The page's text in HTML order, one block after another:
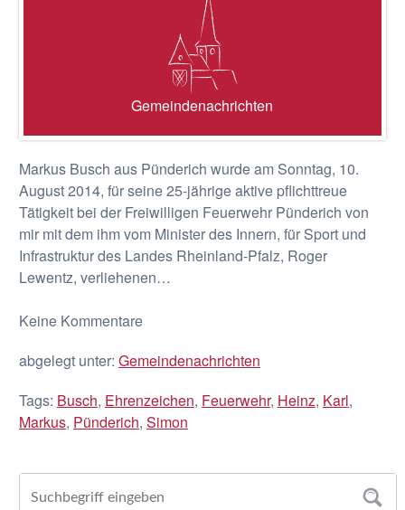
Gemeindenachrichten
Markus Busch aus Pünderich wurde am Sonntag, 10.
August 2014, für seine 25-jährige aktive pflichttreue
Tätigkeit bei der Freiwilligen Feuerwehr Pünderich von
mir mit dem ihm vom Minister des Innern, für Sport und
Infrastruktur des Landes Rheinland-Pfalz, Roger
Lewentz, verliehenen…
KeineKommentare
abgelegt unter: Gemeindenachrichten
Tags: Busch, Ehrenzeichen, Feuerwehr, Heinz, Karl,
Markus, Pünderich, Simon